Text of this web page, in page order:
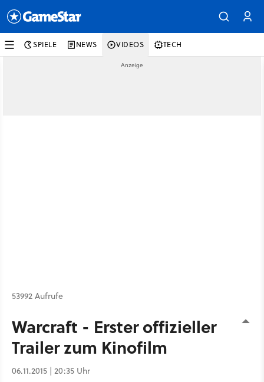
SPIELE NEWS VIDEOS TECH
53992 Aufrufe
Warcraft - Erster offizieller
Trailer zum Kinofilm
06.11.2015 | 20:35 Uhr